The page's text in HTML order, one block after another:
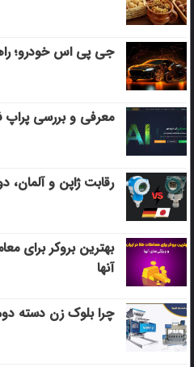
جی پی اس خودرو؛
معرفی و بررسی پراپ
رقابت ژاپن و
بهترین بروکر برای
آنها
چرا بلوک زن دسته